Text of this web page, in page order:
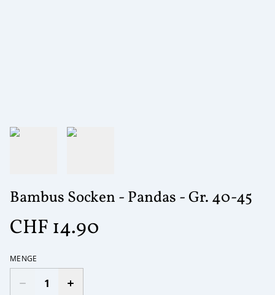
Bambus Socken - Pandas - Gr. 40-45
CHF 14.90
MENGE